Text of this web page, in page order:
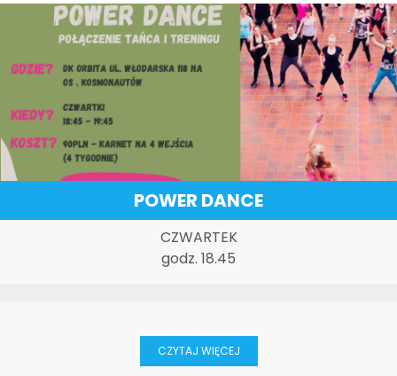
POWER DANCE
CZWARTEK
godz. 18.45
CZYTAJ WIĘCEJ